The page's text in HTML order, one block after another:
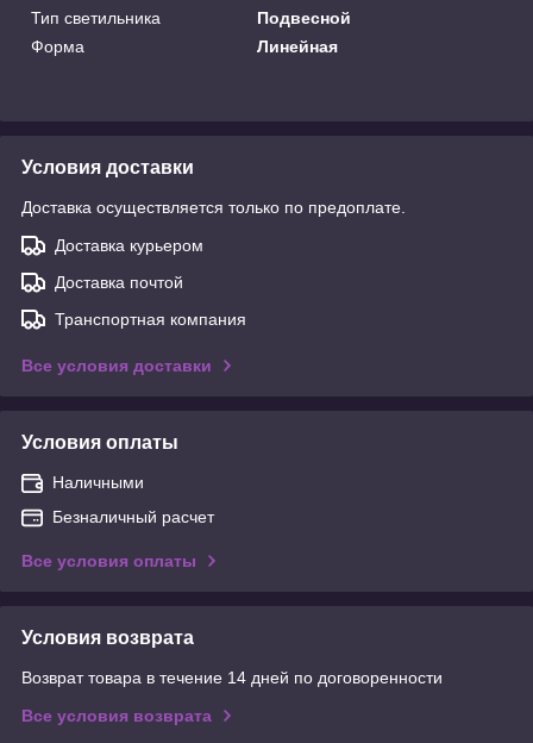
Тип светильника
Подвесной
Форма
Линейная
Условия доставки
Доставка осуществляется только по предоплате.
Доставка курьером
Доставка почтой
Транспортная компания
Все условия доставки
Условия оплаты
Наличными
Безналичный расчет
Все условия оплаты
Условия возврата
Возврат товара в течение 14 дней по договоренности
Все условия возврата